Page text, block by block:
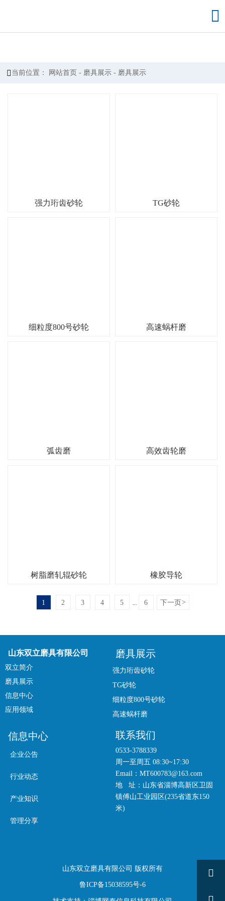

 当前位置： 网站首页 - 磨具展示 - 磨具展示
强力珩齿砂轮 TG砂轮
细粒度800号砂轮 高速蜗杆磨
弧齿磨 高效齿轮磨
树脂磨轧辊砂轮 橡胶导轮
1 2 3 4 5 6 下一页 >
山东双立磨具有限公司
双立简介
磨具展示
信息中心
应用领域
磨具展示
强力珩齿砂轮
TG砂轮
细粒度800号砂轮
高速蜗杆磨
信息中心
企业公告
行业动态
产业知识
管理分享
联系我们
0533-3788339
周一至周五 08:30~17:30
Email：MT600783@163.com
地 址：山东省淄博高新区卫固
镇傅山工业园区(235省道东150
米)
山东双立磨具有限公司 版权所有
鲁ICP备15038595号-6
